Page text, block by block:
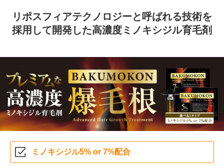
リポスフィアテクノロジーと呼ばれる技術を
採用して開発した高濃度ミノキシジル育毛剤
ミノキシジル5% or 7%配合